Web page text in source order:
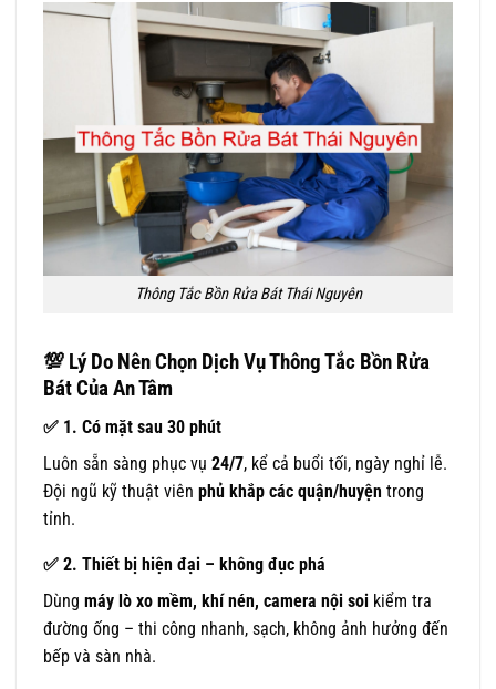
Thông Tắc Bồn Rửa Bát Thái Nguyên
💯 Lý Do Nên Chọn Dịch Vụ Thông Tắc Bồn Rửa
Bát Của An Tâm
✅ 1. Có mặt sau 30 phút
Luôn sẵn sàng phục vụ 24/7, kể cả buổi tối, ngày nghỉ lễ.
Đội ngũ kỹ thuật viên phủ khắp các quận/huyện trong
tỉnh.
✅ 2. Thiết bị hiện đại – không đục phá
Dùng máy lò xo mềm, khí nén, camera nội soi kiểm tra
đường ống – thi công nhanh, sạch, không ảnh hưởng đến
bếp và sàn nhà.